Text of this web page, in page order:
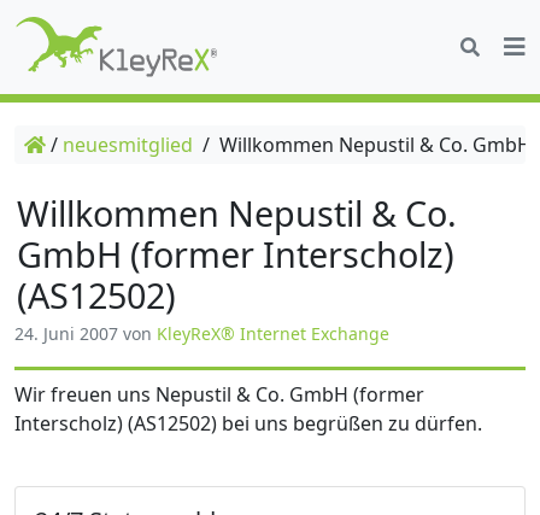
/ neuesmitglied / Willkommen Nepustil & Co.
Willkommen Nepustil & Co.
GmbH (former Interscholz)
(AS12502)
24. Juni 2007 von KleyReX® Internet Exchange
Wir freuen uns Nepustil & Co. GmbH (former
Interscholz) (AS12502) bei uns begrüßen zu dürfen.